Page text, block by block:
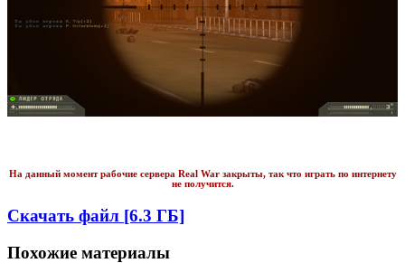
На данный момент рабочие сервера Real War закрыты, так что играть по интернету
не получится.
Скачать файл [6.3 ГБ]
Похожие материалы